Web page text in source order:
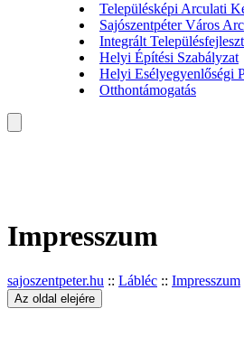
Településképi Arculati
Sajószentpéter Város
Integrált
Helyi Építési Szabályzat
Helyi Esélyegyenlőségi
Otthontámogatás
Impresszum
sajoszentpeter.hu :: Lábléc :: Impresszum
Az oldal elejére